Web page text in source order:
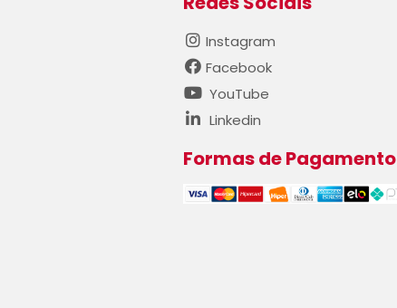
Instagram
Facebook
YouTube
Linkedin
Formas de Pagamento